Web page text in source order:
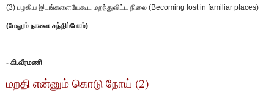
(3) பழகிய இடங்களையேகூட மறந்துவிட்ட நிலை (Becoming lost in familiar places)
(மேலும் நாளை சந்திப்போம்)
- கி.வீரமணி
மறதி என்னும் கொடு நோய் (2)